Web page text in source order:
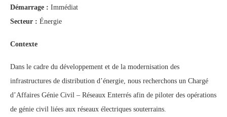
Démarrage : Immédiat
Secteur : Énergie
Contexte
Dans le cadre du développement et de la modernisation des
infrastructures de distribution d’énergie, nous recherchons un Chargé
d’Affaires Génie Civil – Réseaux Enterrés afin de piloter des opérations
de génie civil liées aux réseaux électriques souterrains.